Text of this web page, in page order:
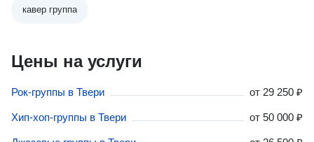
кавер группа
Цены на услуги
Рок-группы в Твери от 29 250 ₽
Хип-хоп-группы в Твери от 50 000 ₽